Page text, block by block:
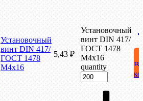
Установочный
винт DIN 417/
ГОСТ 1478
М4х16
5,43 ₽
Установочный
винт DIN 417/
ГОСТ 1478
М4х16
quantity
В